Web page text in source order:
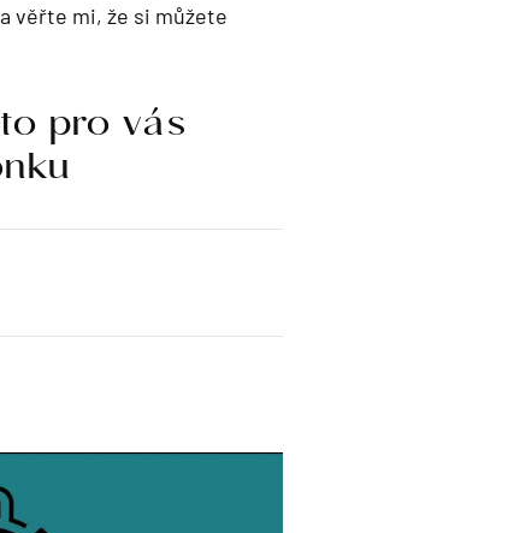
věřte mi, že si můžete
pro vás